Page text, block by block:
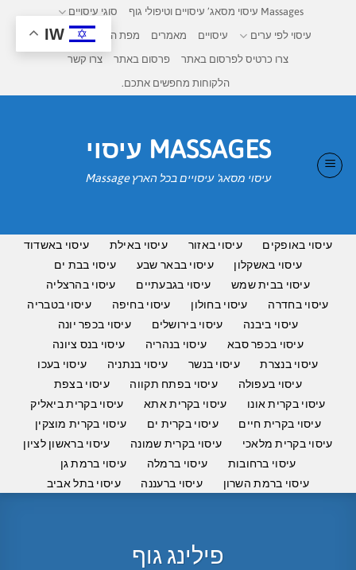
Massages עיסוי מסאג’ עיסויים וטיפולי גוף
סוגי עיסויים
עיסוי לפי ערים
עיסויים מאמרים
מפת העיסויים בישראל
צרו כרטיס לפרסום באתר
פרסום באתר
צרו קשר
הלקוחות מחפשים אתכם.
MASSAGES עיסוי
עיסוי מסאג' עיסויים בכל הארץ Massage
עיסוי באופקים עיסוי באזור עיסוי באילת
עיסוי באשדוד
עיסוי באשקלון
עיסוי בבאר שבע
עיסוי בבת ים
עיסוי בבית שמש
עיסוי בגבעתיים
עיסוי בהרצליה
עיסוי בחדרה
עיסוי בחולון עיסוי בחיפה
עיסוי בטבריה
עיסוי ביבנה
עיסוי בירושלים
עיסוי בכפר יונה
עיסוי בכפר סבא
עיסוי בנהריה
עיסוי בנס ציונה
עיסוי בנצרת
עיסוי בנשר עיסוי בנתניה
עיסוי בעכו
עיסוי בעפולה
עיסוי בפתח תקווה
עיסוי בצפת
עיסוי בקרית אונו
עיסוי בקרית אתא
עיסוי בקרית ביאליק
עיסוי בקרית חיים
עיסוי בקרית ים
עיסוי בקרית מוצקין
עיסוי בקרית מלאכי
עיסוי בקרית שמונה
עיסוי בראשון לציון
עיסוי ברחובות
עיסוי ברמלה
עיסוי ברמת גן
עיסוי ברמת השרון
עיסוי ברעננה עיסוי בתל אביב
פילינג גוף
IW